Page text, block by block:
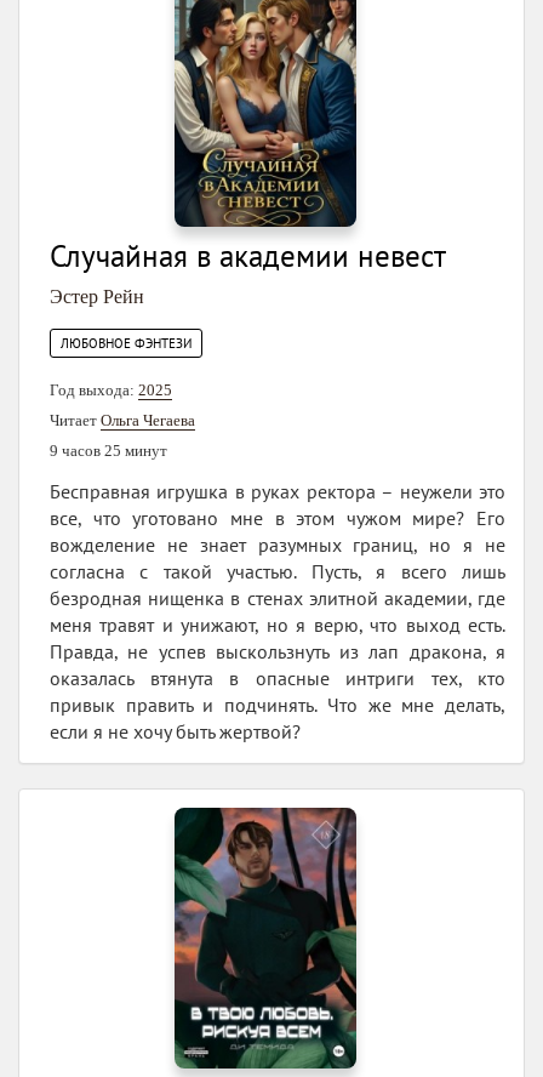
Случайная в академии невест
Эстер Рейн
ЛЮБОВНОЕ ФЭНТЕЗИ
Год выхода: 2025
Читает Ольга Чегаева
9 часов 25 минут
Бесправная игрушка в руках ректора – неужели это
все, что уготовано мне в этом чужом мире? Его
вожделение не знает разумных границ, но я не
согласна с такой участью. Пусть, я всего лишь
безродная нищенка в стенах элитной академии, где
меня травят и унижают, но я верю, что выход есть.
Правда, не успев выскользнуть из лап дракона, я
оказалась втянута в опасные интриги тех, кто
привык править и подчинять. Что же мне делать,
если я не хочу быть жертвой?